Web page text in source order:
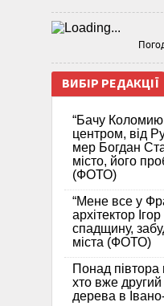
ВИБІР РЕДАКЦІЇ
“Бачу Коломию
центром, від
мер Богдан
місто, його
(ФОТО)
“Мене все у
архітектор
спадщину,
міста (ФОТО)
Понад півтора
хто вже другий
дерева в